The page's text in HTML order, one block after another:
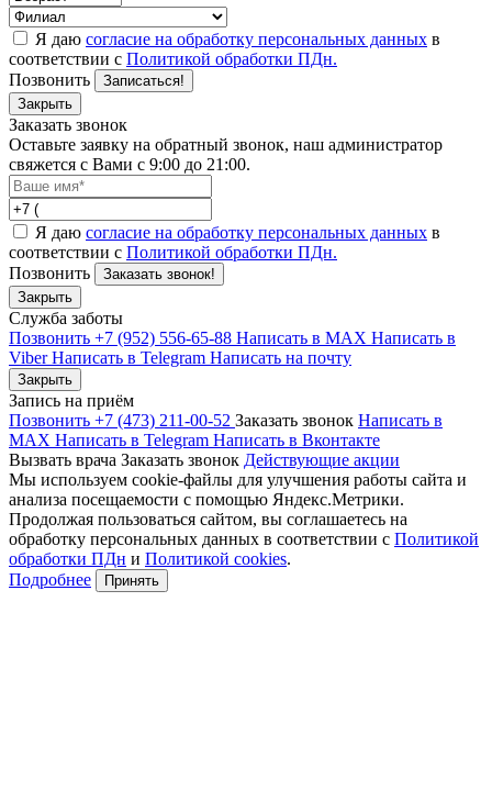
Я даю согласие на обработку персональных данных в
соответствии с Политикой обработки ПДн.
Позвонить
Записаться!
Закрыть
Заказать звонок
Оставьте заявку на обратный звонок, наш администратор
свяжется с Вами с 9:00 до 21:00.
Я даю согласие на обработку персональных данных в
соответствии с Политикой обработки ПДн.
Позвонить
Заказать звонок!
Закрыть
Служба заботы
Позвонить +7 (952) 556-65-88 Написать в MAX Написать в
ViberНаписать в Telegram Написать на почту
Закрыть
Запись на приём
Позвонить +7 (473) 211-00-52 Заказать звонок Написать в
MAX Написать в Telegram Написать в Вконтакте
Вызвать врача Заказать звонок Действующие акции
Мы используем cookie-файлы для улучшения работы сайта и
анализа посещаемости с помощью Яндекс.Метрики.
Продолжая пользоваться сайтом, вы соглашаетесь на
обработку персональных данных в соответствии с Политикой
обработки ПДн и Политикой cookies.
Подробнее
Принять